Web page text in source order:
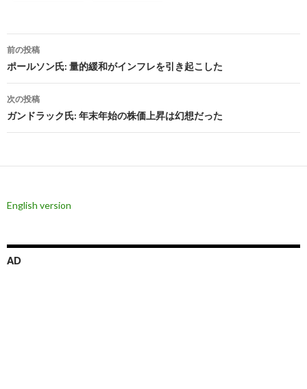
投
稿
ナ
ビ
ゲ
ー
ョ
前の投稿
ポールソン氏: 量的緩和がインフレを引き起こした
次の投稿
ガンドラック氏: 年末年始の株価上昇は幻想だった
English version
AD